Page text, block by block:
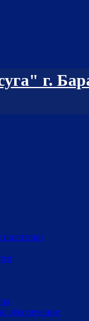
г.
политики
обеспечение